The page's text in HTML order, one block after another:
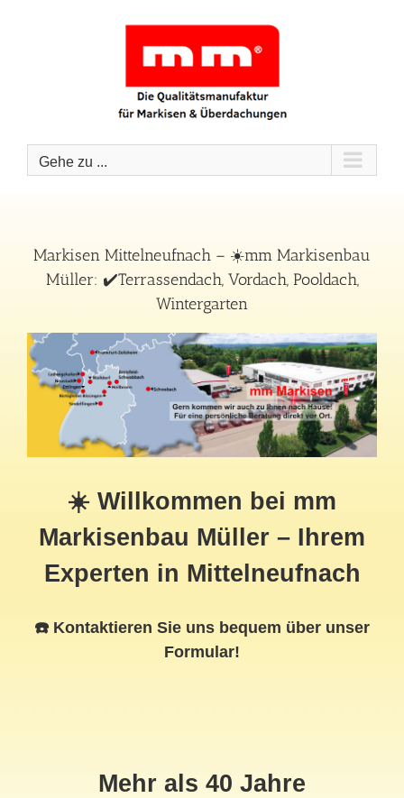
Gehe zu ...
Markisen Mittelneufnach – ☀️mm Markisenbau
Müller: ✔️Terrassendach, Vordach, Pooldach,
Wintergarten
☀️ Willkommen bei mm
Markisenbau Müller – Ihrem
Experten in Mittelneufnach
☎️ Kontaktieren Sie uns bequem über unser
Formular!
Mehr als 40 Jahre